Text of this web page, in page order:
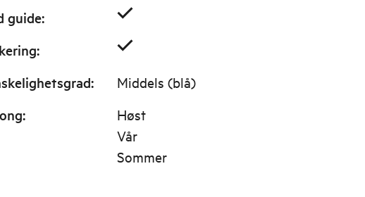
guide:
:
: Middels (blå)
:
Høst
Vår
Sommer